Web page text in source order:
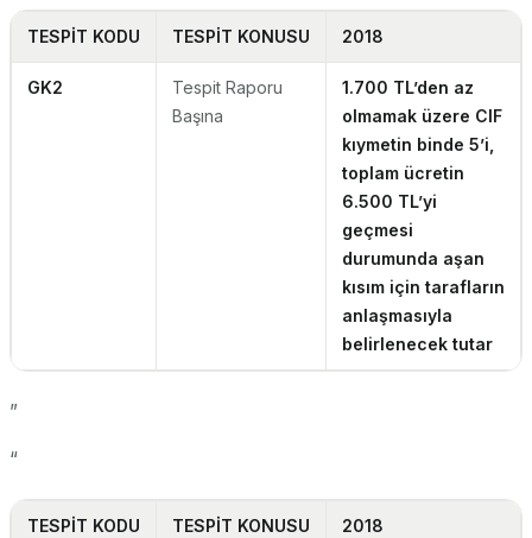
TESPİT KODU TESPİT KONUSU 2018
GK2
Tespit Raporu
Başına
1.700 TL’den az
olmamak üzere CIF
kıymetin binde 5’i,
toplam ücretin
6.500 TL’yi
geçmesi
durumunda aşan
kısım için tarafların
anlaşmasıyla
belirlenecek tutar
”
“
TESPİT KODU TESPİT KONUSU 2018